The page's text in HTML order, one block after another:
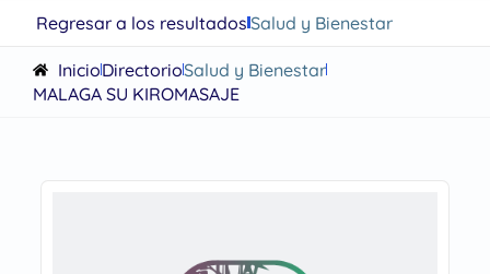
Regresar a los resultadosSalud y Bienestar
InicioDirectorioSalud y Bienestar
MALAGA SU KIROMASAJE